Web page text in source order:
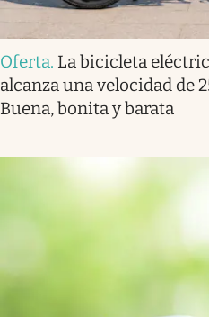
Oferta. La bicicleta
alcanza una velocidad de
Buena, bonita y barata